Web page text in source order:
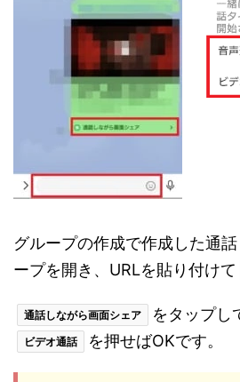
グループの作成で作成した通
ープを開き、URLを貼り付けて
通話しながら画面シェア をタップし
ビデオ通話 を押せばOKです。